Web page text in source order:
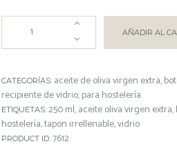
AÑADIR AL
CATEGORÍAS: aceite de oliva virgen extra,
recipiente de vidrio, para hostelería
ETIQUETAS: 250 ml, aceite oliva virgen extra,
hostelería, tapon irrellenable, vidrio
PRODUCT ID: 7612